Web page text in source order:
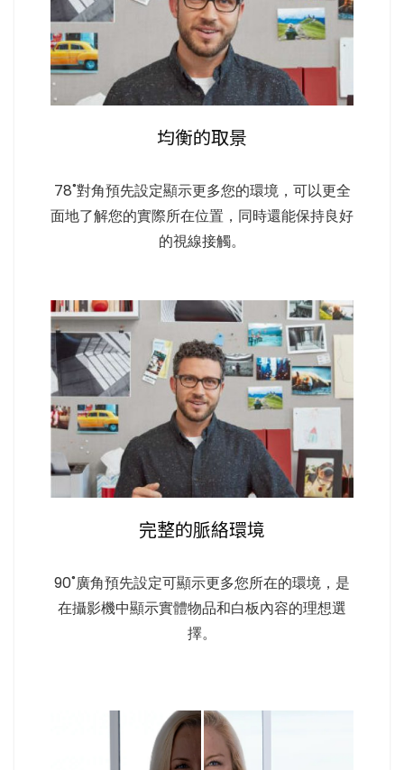
均衡的取景
78˚對角預先設定顯示更多您的環境，可以更全
面地了解您的實際所在位置，同時還能保持良好
的視線接觸。
完整的脈絡環境
90˚廣角預先設定可顯示更多您所在的環境，是
在攝影機中顯示實體物品和白板內容的理想選
擇。